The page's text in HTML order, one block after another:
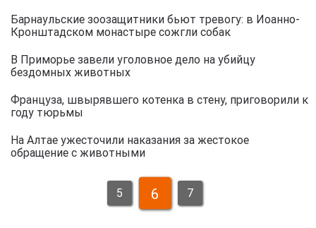
Барнаульские зоозащитники бьют тревогу: в Иоанно-
Кронштадском монастыре сожгли собак
В Приморье завели уголовное дело на убийцу
бездомных животных
Француза, швырявшего котенка в стену, приговорили к
году тюрьмы
На Алтае ужесточили наказания за жестокое
обращение с животными
5 6 7